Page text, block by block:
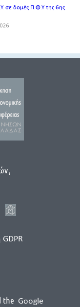
σε δομές Π.Φ.Υ της 6ης
,
the Google